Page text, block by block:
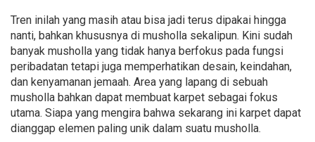
Tren inilah yang masih atau bisa jadi terus dipakai hingga
nanti, bahkan khususnya di musholla sekalipun. Kini sudah
banyak musholla yang tidak hanya berfokus pada fungsi
peribadatan tetapi juga memperhatikan desain, keindahan,
dan kenyamanan jemaah. Area yang lapang di sebuah
musholla bahkan dapat membuat karpet sebagai fokus
utama. Siapa yang mengira bahwa sekarang ini karpet dapat
dianggap elemen paling unik dalam suatu musholla.